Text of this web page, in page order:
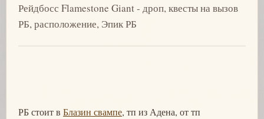
Рейдбосс Flamestone Giant - дроп, квесты на вызов
РБ, расположение, Эпик РБ
РБ стоит в Блазин свампе, тп из Адена, от тп